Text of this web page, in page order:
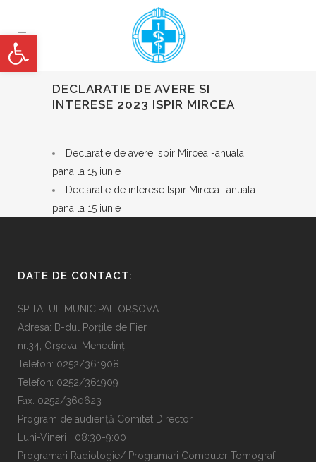
Deschide bara de unelte
DECLARATIE DE AVERE SI
INTERESE 2023 ISPIR MIRCEA
Declaratie de avere Ispir Mircea -anuala
pana la 15 iunie
Declaratie de interese Ispir Mircea- anuala
pana la 15 iunie
DATE DE CONTACT:
SPITALUL MUNICIPAL ORȘOVA
Adresa: B-dul Porțile de Fier
nr.34, Orșova, Mehedinți
Telefon: 0252/361908
Telefon: 0252/361909
Fax: 0252/360623
Program de audiență Comitet Director
Luni-Vineri 08:30-9:00
Programari Radiologie/ Programari Computer Tomograf